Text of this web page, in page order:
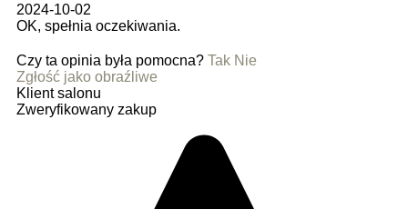
2024-10-02
OK, spełnia oczekiwania.
Czy ta opinia była pomocna? Tak Nie
Zgłość jako obraźliwe
Klient salonu
Zweryfikowany zakup